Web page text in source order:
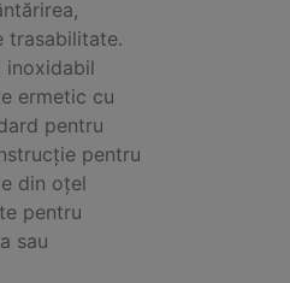
trasabilitate.
inoxidabil
ermetic cu
pentru
pentru
din oțel
pentru
sau